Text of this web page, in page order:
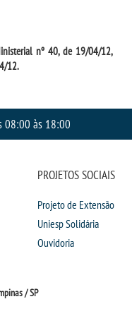
nº 40, de 19/04/12,
12.
08:00 às 18:00
PROJETOS SOCIAIS
Projeto de Extensão
Uniesp Solidária
Ouvidoria
/ SP